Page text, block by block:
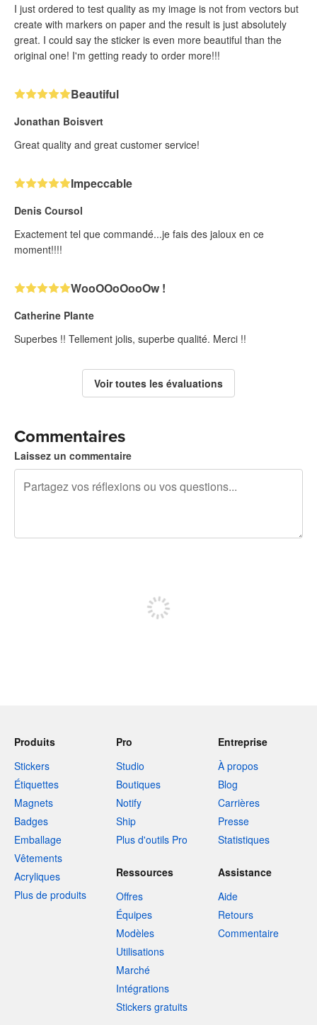
I just ordered to test quality as my image is not from vectors but
create with markers on paper and the result is just absolutely
great. I could say the sticker is even more beautiful than the
original one! I'm getting ready to order more!!!
Beautiful
Jonathan Boisvert
Great quality and great customer service!
Impeccable
Denis Coursol
Exactement tel que commandé...je fais des jaloux en ce
moment!!!!
WooOOoOooOw !
Catherine Plante
Superbes !! Tellement jolis, superbe qualité. Merci !!
Voir toutes les évaluations
Commentaires
Laissez un commentaire
Produits
Stickers
Étiquettes
Magnets
Badges
Emballage
Vêtements
Acryliques
Plus de produits
Pro
Studio
Boutiques
Notify
Ship
Plus d'outils Pro
Entreprise
À propos
Blog
Carrières
Presse
Statistiques
Ressources
Offres
Équipes
Modèles
Utilisations
Marché
Intégrations
Stickers gratuits
Assistance
Aide
Retours
Commentaire